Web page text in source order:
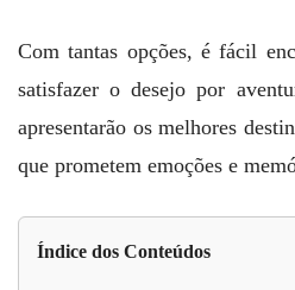
Com tantas opções, é fácil
satisfazer o desejo por
apresentarão os melhores
que prometem emoções e
Índice dos Conteúdos